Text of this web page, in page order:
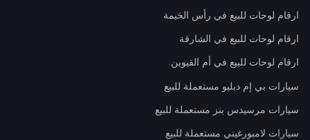
ارقام لوحات للبيع في رأس الخيمة
ارقام لوحات للبيع في الشارقة
ارقام لوحات للبيع في أم القيوين
سيارات بي إم دبليو مستعملة للبيع
سيارات مرسيدس بنز مستعملة للبيع
سيارات لامبورغيني مستعملة للبيع